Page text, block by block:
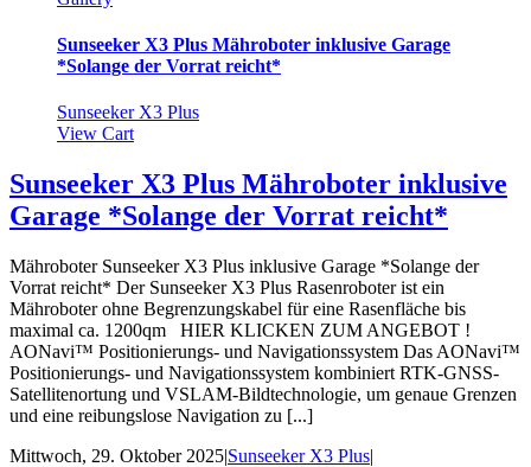
Sunseeker X3 Plus Mähroboter inklusive Garage
*Solange der Vorrat reicht*
Sunseeker X3 Plus
View Cart
Sunseeker X3 Plus Mähroboter inklusive
Garage *Solange der Vorrat reicht*
Mähroboter Sunseeker X3 Plus inklusive Garage *Solange der
Vorrat reicht* Der Sunseeker X3 Plus Rasenroboter ist ein
Mähroboter ohne Begrenzungskabel für eine Rasenfläche bis
maximal ca. 1200qm HIER KLICKEN ZUM ANGEBOT !
AONavi™ Positionierungs- und Navigationssystem Das AONavi™
Positionierungs- und Navigationssystem kombiniert RTK-GNSS-
Satellitenortung und VSLAM-Bildtechnologie, um genaue Grenzen
und eine reibungslose Navigation zu [...]
Mittwoch, 29. Oktober 2025|Sunseeker X3 Plus|